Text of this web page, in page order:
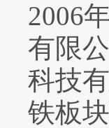
2006
有限公
科技
铁板